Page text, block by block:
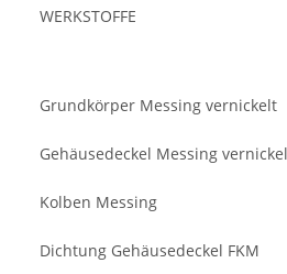
WERKSTOFFE
Grundkörper Messing vernickelt
Gehäusedeckel Messing
Kolben Messing
Dichtung Gehäusedeckel FKM